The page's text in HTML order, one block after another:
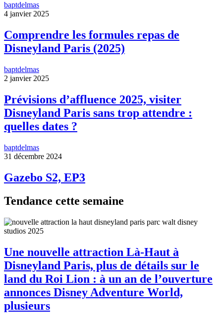
baptdelmas
4 janvier 2025
Comprendre les formules repas de
Disneyland Paris (2025)
baptdelmas
2 janvier 2025
Prévisions d’affluence 2025, visiter
Disneyland Paris sans trop attendre :
quelles dates ?
baptdelmas
31 décembre 2024
Gazebo S2, EP3
Tendance cette semaine
Une nouvelle attraction Là-Haut à
Disneyland Paris, plus de détails sur le
land du Roi Lion : à un an de l’ouverture
annonces Disney Adventure World,
plusieurs